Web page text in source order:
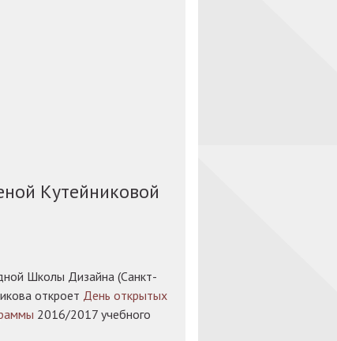
Кутейниковой
Школы Дизайна (Санкт-
откроет День открытых
2016/2017 учебного